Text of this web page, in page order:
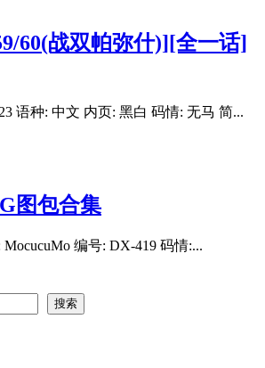
60(战双帕弥什)][全一话]
语种: 中文 内页: 黑白 码情: 无马 简...
图包合集
MocucuMo 编号: DX-419 码情:...
搜索